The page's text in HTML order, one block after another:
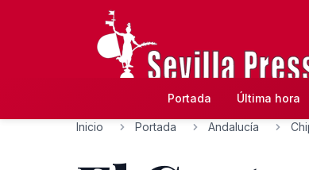
Portada Última hora
Inicio Portada Andalucía